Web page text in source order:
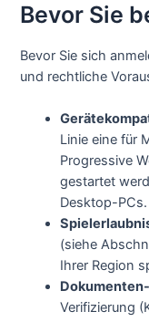
Bevor Sie
Bevor Sie sich
und rechtliche
Linie eine für
Progressive
gestartet
Desktop-PCs.
(siehe
Ihrer Region
Verifizierung